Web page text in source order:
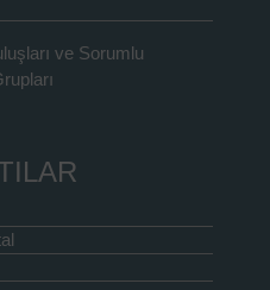
ve Sorumlu